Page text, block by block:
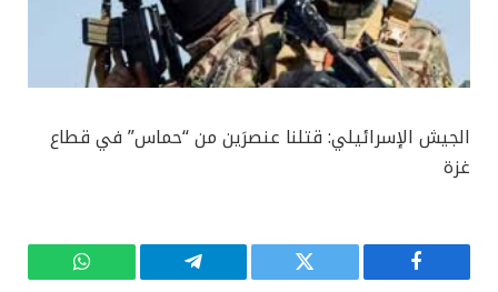
الجيش الإسرائيلي: قتلنا عنصرَين من “حماس” في قطاع
غزة
فيسبوك تويتر تيلقرام واتساب